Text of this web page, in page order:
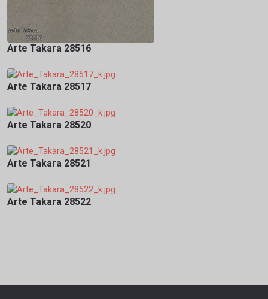
Arte Takara 28516
Arte Takara 28517
Arte Takara 28520
Arte Takara 28521
Arte Takara 28522